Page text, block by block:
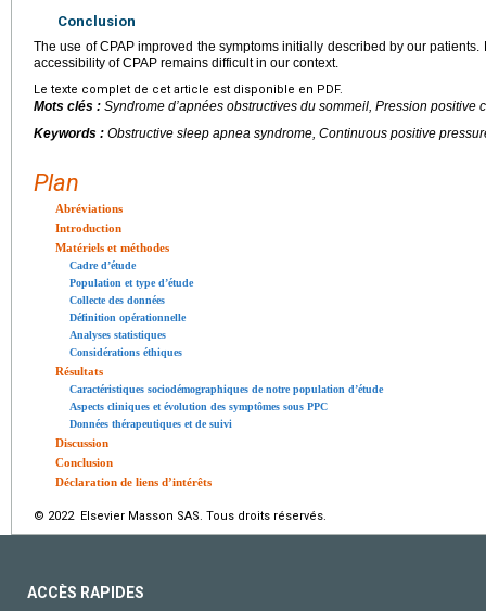
Conclusion
The use of CPAP improved the symptoms initially described by our
accessibility of CPAP remains difficult in our context.
Le texte complet de cet article est disponible en PDF.
Mots clés : Syndrome d’apnées obstructives du sommeil, Pression positive
Keywords : Obstructive sleep apnea syndrome, Continuous positive
Plan
Abréviations
Introduction
Matériels et méthodes
Cadre d’étude
Population et type d’étude
Collecte des données
Définition opérationnelle
Analyses statistiques
Considérations éthiques
Résultats
Caractéristiques sociodémographiques de notre population d’étude
Aspects cliniques et évolution des symptômes sous PPC
Données thérapeutiques et de suivi
Discussion
Conclusion
Déclaration de liens d’intérêts
© 2022 Elsevier Masson SAS. Tous droits réservés.
ACCÈS RAPIDES